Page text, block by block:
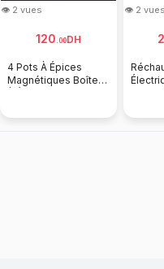
👁 2 vues
120 00DH
4 Pots À Épices
Magnétiques Boîtes
👁 2 vues